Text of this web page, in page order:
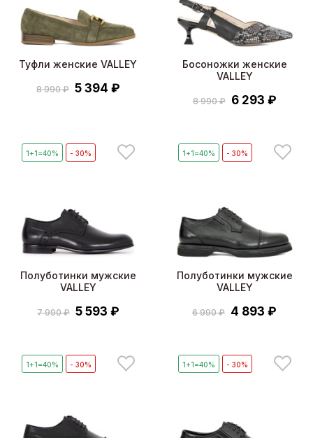
Туфли женские VALLEY
8 990 ₽ 5 394 ₽
Босоножки женские
VALLEY
8 990 ₽ 6 293 ₽
1+1=40% - 30%
Полуботинки мужские
VALLEY
7 990 ₽ 5 593 ₽
1+1=40% - 30%
Полуботинки мужские
VALLEY
6 990 ₽ 4 893 ₽
1+1=40% - 30% 1+1=40% - 30%